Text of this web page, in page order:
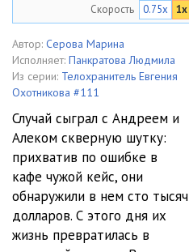
006
007
009
010
011
012
Скорость 0.75x 1x
Автор: Серова Марина
Исполняет: Панкратова Людмила
Из серии: Телохранитель Евгения
Охотникова #111
Случай сыграл с Андреем и
Алеком скверную шутку:
прихватив по ошибке в
кафе чужой кейс, они
обнаружили в нем сто тысяч
долларов. С этого дня их
жизнь превратилась в